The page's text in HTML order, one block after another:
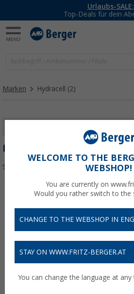
Urlaubs-SALE:
Top-Deals für dein
Marken Hydracell (2)
HYDRACELL
Sortieren:
Shark
WELCOME TO THE
WEBSHOP!
You are currently on
Would you rather switch to the
CHANGE TO THE WEBSHOP IN
STAY ON WWW.FRITZ-BERGER.AT
You can change the language at